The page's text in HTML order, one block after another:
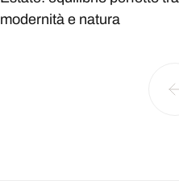
modernità e natura